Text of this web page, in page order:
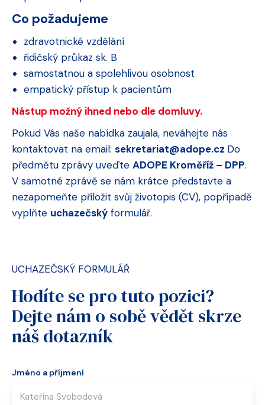
Co požadujeme
zdravotnické vzdělání
řidičský průkaz sk. B
samostatnou a spolehlivou osobnost
empatický přístup k pacientům
Nástup možný ihned nebo dle domluvy.
Pokud Vás naše nabídka zaujala, neváhejte nás
kontaktovat na email: sekretariat@adope.cz Do
předmětu zprávy uveďte ADOPE Kroměříž – DPP.
V samotné zprávě se nám krátce představte a
nezapomeňte přiložit svůj životopis (CV), popřípadě
vyplňte uchazečský formulář.
UCHAZEČSKÝ FORMULÁŘ
Hodíte se pro tuto pozici?
Dejte nám o sobě vědět skrze
náš dotazník
Jméno a příjmení